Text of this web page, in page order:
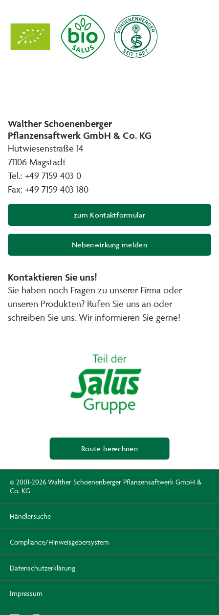
Walther Schoenenberger
Pflanzensaftwerk GmbH & Co. KG
Hutwiesenstraße 14
71106 Magstadt
Tel.: +49 7159 403 0
Fax: +49 7159 403 180
zum Kontaktformular
Nebenwirkung melden
(Öffnet in neuem Fenster)
Kontaktieren Sie uns!
Sie haben noch Fragen zu unserer Firma oder
unseren Produkten? Rufen Sie uns an oder
schreiben Sie uns. Wir informieren Sie gerne!
Route berechnen
© 2001-2026 Walther Schoenenberger Pflanzensaftwerk GmbH &
Co. KG
Händlersuche
Compliance/Hinweisgebersystem
Datenschutzerklärung
Impressum